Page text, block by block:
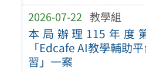
2026-07-22 教學組
本局辦理115年度
「Edcafe AI教學輔助
習」一案